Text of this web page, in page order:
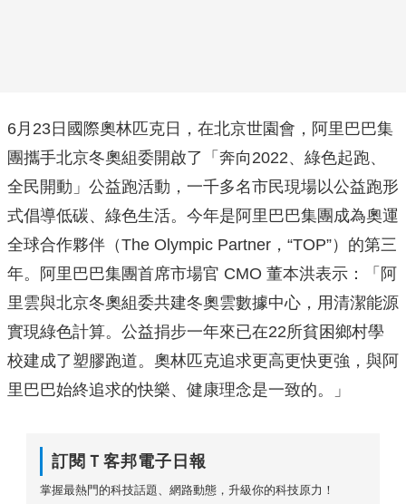
6月23日國際奧林匹克日，在北京世園會，阿里巴巴集
團攜手北京冬奧組委開啟了「奔向2022、綠色起跑、
全民開動」公益跑活動，一千多名市民現場以公益跑形
式倡導低碳、綠色生活。今年是阿里巴巴集團成為奧運
全球合作夥伴（The Olympic Partner，“TOP”）的第三
年。阿里巴巴集團首席市場官 CMO 董本洪表示：「阿
里雲與北京冬奧組委共建冬奧雲數據中心，用清潔能源
實現綠色計算。公益捐步一年來已在22所貧困鄉村學
校建成了塑膠跑道。奧林匹克追求更高更快更強，與阿
里巴巴始終追求的快樂、健康理念是一致的。」
訂閱Ｔ客邦電子日報
掌握最熱門的科技話題、網路動態，升級你的科技原力！